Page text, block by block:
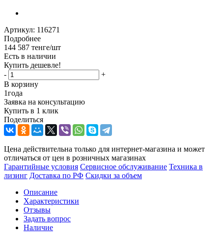
Артикул: 116271
Подробнее
144 587 тенге/шт
Есть в наличии
Купить дешевле!
-
+
В корзину
1года
Заявка на консультацию
Купить в 1 клик
Поделиться
Цена действительна только для интернет-магазина и может
отличаться от цен в розничных магазинах
Гарантийные условия Сервисное обслуживание Техника в
лизинг Доставка по РФ Скидки за объем
Описание
Характеристики
Отзывы
Задать вопрос
Наличие